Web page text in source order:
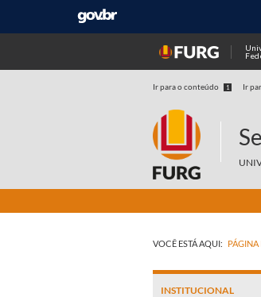
Ir para o conteúdo 1 Ir
VOCÊ ESTÁ AQUI: PÁGINA
INSTITUCIONAL